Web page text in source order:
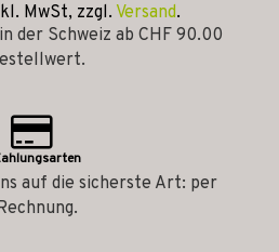
MwSt, zzgl. Versand.
der Schweiz ab CHF 90.00
auf die sicherste Art: per